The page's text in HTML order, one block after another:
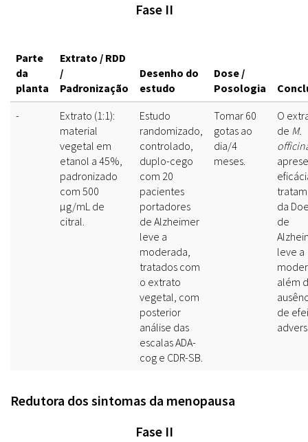
Fase II
Parte
da
planta
Extrato / RDD
/
Padronização
Desenho do
estudo
Dose /
Posologia
-
Extrato (1:1):
material
vegetal em
etanol a 45%,
padronizado
com 500
µg/mL de
citral.
Estudo
randomizado,
controlado,
duplo-cego
com 20
pacientes
portadores
de Alzheimer
leve a
moderada,
tratados com
o extrato
vegetal, com
posterior
análise das
escalas ADA-
cog e CDR-SB.
Tomar 60
gotas ao
dia/4
meses.
O
de M.
da
de
leve a
além
de
Redutora dos sintomas da menopausa
Fase II